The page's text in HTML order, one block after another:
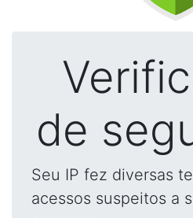
de
Seu IP fez diversas
acessos suspeitos a